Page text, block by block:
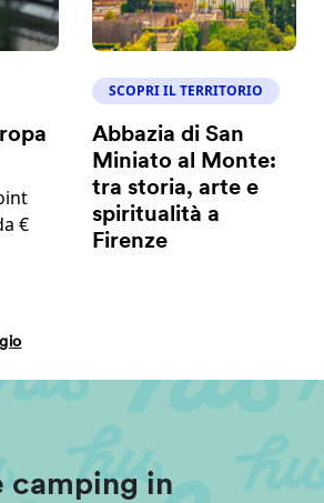
€
SCOPRI IL TERRITORIO
Abbazia di San
Miniato al Monte:
tra storia, arte e
spiritualità a
Firenze
camping in